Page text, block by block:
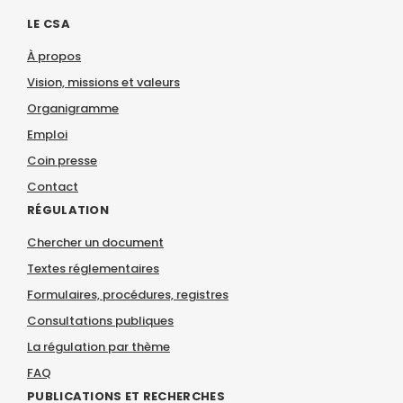
LE CSA
À propos
Vision, missions et valeurs
Organigramme
Emploi
Coin presse
Contact
RÉGULATION
Chercher un document
Textes réglementaires
Formulaires, procédures, registres
Consultations publiques
La régulation par thème
FAQ
PUBLICATIONS ET RECHERCHES